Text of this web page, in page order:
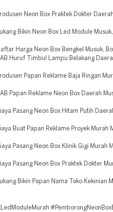
Neon Box Praktek Dokter
Bikin Neon Box Led Module
Harga Neon Box Bengkel Musuk,
Huruf Timbul Lampu Belakang
Papan Reklame Baja Ringan
Papan Reklame Neon Box Daerah
Pasang Neon Box Hitam Putih
Buat Papan Reklame Proyek Murah
Pasang Neon Box Klinik Gigi Murah
Pasang Neon Box Praktek Dokter
Bikin Papan Nama Toko Kekinian